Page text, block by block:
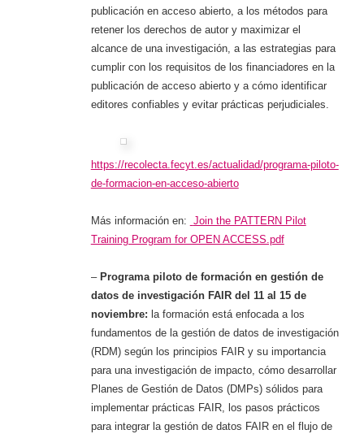
publicación en acceso abierto, a los métodos para
retener los derechos de autor y maximizar el
alcance de una investigación, a las estrategias para
cumplir con los requisitos de los financiadores en la
publicación de acceso abierto y a cómo identificar
editores confiables y evitar prácticas perjudiciales.
https://recolecta.fecyt.es/actualidad/programa-piloto-
de-formacion-en-acceso-abierto
Más información en: Join the PATTERN Pilot
Training Program for OPEN ACCESS.pdf
– Programa piloto de formación en gestión de
datos de investigación FAIR del 11 al 15 de
noviembre: la formación está enfocada a los
fundamentos de la gestión de datos de investigación
(RDM) según los principios FAIR y su importancia
para una investigación de impacto, cómo desarrollar
Planes de Gestión de Datos (DMPs) sólidos para
implementar prácticas FAIR, los pasos prácticos
para integrar la gestión de datos FAIR en el flujo de